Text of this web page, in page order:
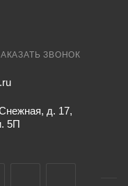
ЗВОНОК
д. 17,
5П